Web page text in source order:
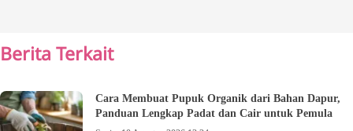
Berita Terkait
Cara Membuat Pupuk Organik dari Bahan Dapur,
Panduan Lengkap Padat dan Cair untuk Pemula